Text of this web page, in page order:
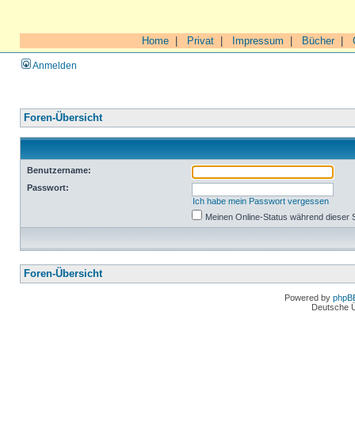
Home Privat Impressum Bücher|
Anmelden
Foren-Übersicht
Benutzername:
Passwort:
Ich habe mein Passwort vergessen
Meinen Online-Status während dieser
Foren-Übersicht
Powered by
Deutsche